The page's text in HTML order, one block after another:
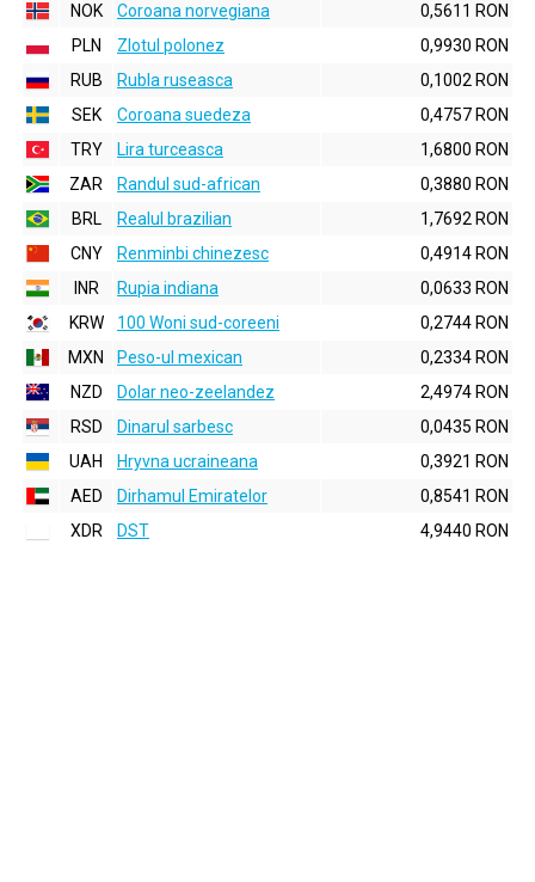
NOK
Coroana norvegiana
0,5611 RON
PLN
Zlotul polonez
0,9930 RON
RUB
Rubla ruseasca
0,1002 RON
SEK
Coroana suedeza
0,4757 RON
TRY
Lira turceasca
1,6800 RON
ZAR
Randul sud-african
0,3880 RON
BRL
Realul brazilian
1,7692 RON
CNY
Renminbi chinezesc
0,4914 RON
INR
Rupia indiana
0,0633 RON
KRW
100 Woni sud-coreeni
0,2744 RON
MXN
Peso-ul mexican
0,2334 RON
NZD
Dolar neo-zeelandez
2,4974 RON
RSD
Dinarul sarbesc
0,0435 RON
UAH
Hryvna ucraineana
0,3921 RON
AED
Dirhamul Emiratelor
0,8541 RON
XDR
DST 4,9440 RON